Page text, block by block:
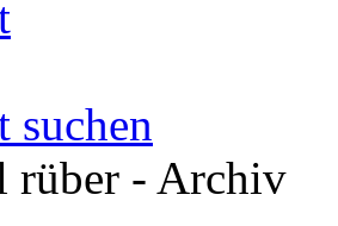
suchen
rüber - Archiv